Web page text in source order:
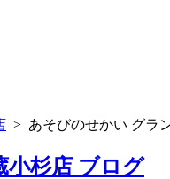
> あそびのせかい グラ
小杉店 ブログ